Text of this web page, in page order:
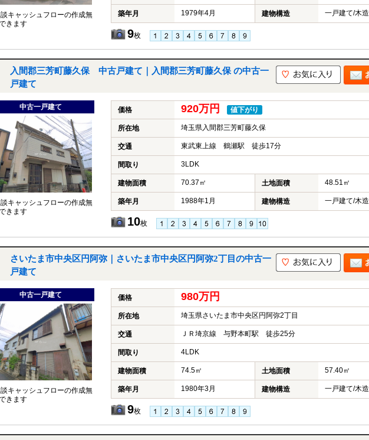
談キャッシュフローの作成無
きます
築年月 1979年4月 建物構造 一戸建て/木造
9枚
入間郡三芳町藤久保 中古戸建て｜入間郡三芳町藤久保 の中古一
戸建て
中古一戸建て
談キャッシュフローの作成無
きます
価格 920万円 値下がり
所在地 埼玉県入間郡三芳町藤久保
交通 東武東上線 鶴瀬駅 徒歩17分
間取り 3LDK
建物面積 70.37㎡ 土地面積 48.51㎡
築年月 1988年1月 建物構造 一戸建て/木造
10枚
さいたま市中央区円阿弥｜さいたま市中央区円阿弥2丁目の中古一
戸建て
中古一戸建て
談キャッシュフローの作成無
きます
価格 980万円
所在地 埼玉県さいたま市中央区円阿弥2丁目
交通 ＪＲ埼京線 与野本町駅 徒歩25分
間取り 4LDK
建物面積 74.5㎡ 土地面積 57.40㎡
築年月 1980年3月 建物構造 一戸建て/木造
9枚